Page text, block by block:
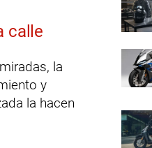
calle
la
y
la hacen